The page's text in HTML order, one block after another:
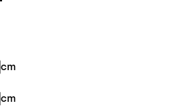
cm
cm